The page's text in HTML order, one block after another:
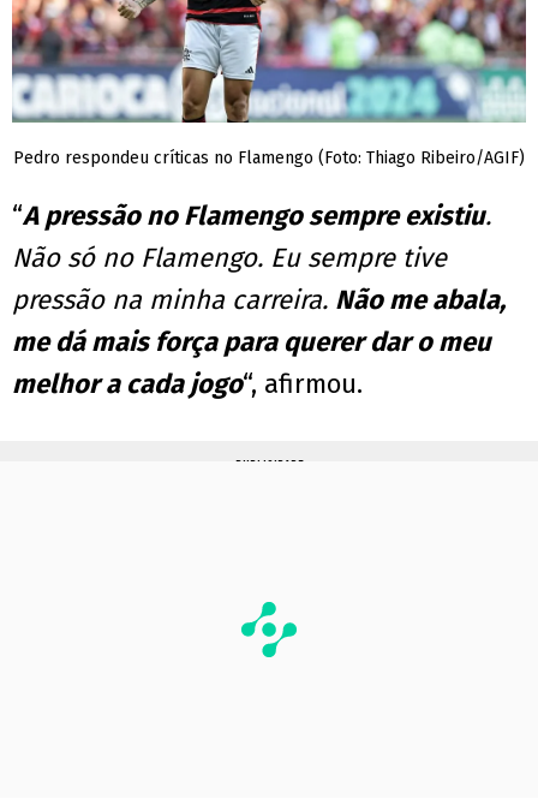
Pedro respondeu críticas no Flamengo (Foto: Thiago Ribeiro/AGIF)
“A pressão no Flamengo sempre existiu.
Não só no Flamengo. Eu sempre tive
pressão na minha carreira. Não me abala,
me dá mais força para querer dar o meu
melhor a cada jogo“, afirmou.
PUBLICIDADE